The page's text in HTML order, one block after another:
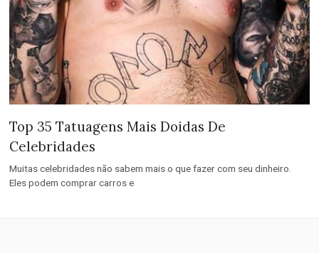
Top 35 Tatuagens Mais Doidas De
Celebridades
Muitas celebridades não sabem mais o que fazer com seu dinheiro.
Eles podem comprar carros e